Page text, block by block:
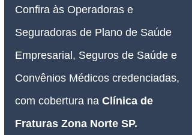
Confira às Operadoras e
Seguradoras de Plano de Saúde
Empresarial, Seguros de Saúde e
Convênios Médicos credenciadas,
com cobertura na Clínica de
Fraturas Zona Norte SP.